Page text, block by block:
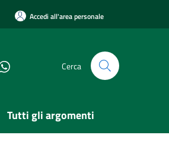
Accedi all'area personale
Cerca
Tutti gli argomenti